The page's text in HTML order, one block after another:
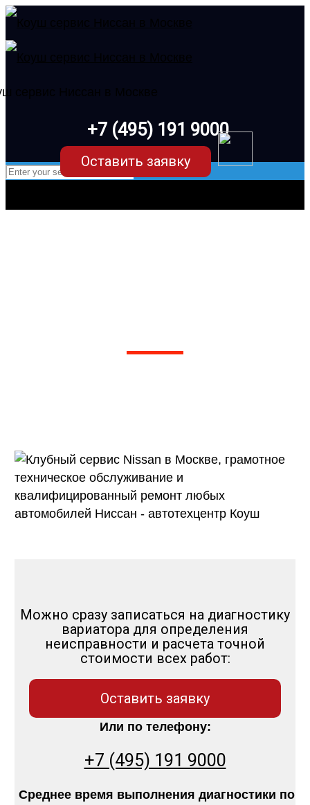
+7 (495) 191 9000
Оставить заявку
Можно сразу записаться на диагностику
вариатора для определения
неисправности и расчета точной
стоимости всех работ:
Оставить заявку
Или по телефону:
+7 (495) 191 9000
Среднее время выполнения диагностики по